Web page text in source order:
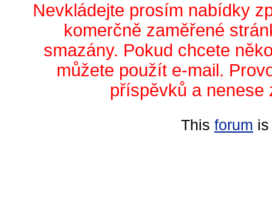
Nevkládejte prosím nabídky
komerčně zaměřené
smazány. Pokud chcete
můžete použít e-mail.
příspěvků a nenese
This forum